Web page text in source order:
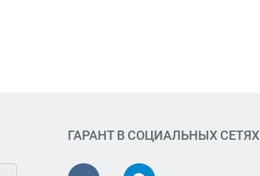
ГАРАНТ В СОЦИАЛЬНЫХ СЕТЯХ